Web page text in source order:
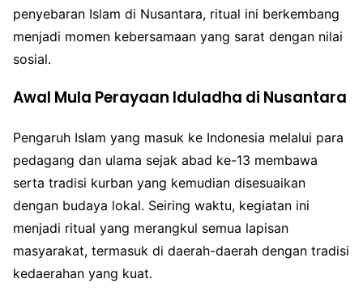
penyebaran Islam di Nusantara, ritual ini berkembang
menjadi momen kebersamaan yang sarat dengan nilai
sosial.
Awal Mula Perayaan Iduladha di Nusantara
Pengaruh Islam yang masuk ke Indonesia melalui para
pedagang dan ulama sejak abad ke-13 membawa
serta tradisi kurban yang kemudian disesuaikan
dengan budaya lokal. Seiring waktu, kegiatan ini
menjadi ritual yang merangkul semua lapisan
masyarakat, termasuk di daerah-daerah dengan tradisi
kedaerahan yang kuat.